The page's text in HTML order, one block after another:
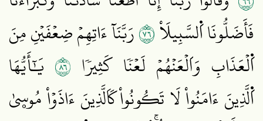
فَأَضَلُّونَا اَ۬لسَّبِيلَاْ٦٧رَبَّنَآ ءَاتِهِمۡ ضِعۡفَيۡنِ مِنَ
اَ۬لۡعَذَابِ وَاَلۡعَنۡهُمۡ لَعۡنٗا كَثِيرٗا ٦٨ يَٰٓأَيُّهَا
اَ۬لَّذِينَ ءَامَنُواْ لَا تَكُونُواْ كَاَلَّذِينَ ءَاذَوۡاْ مُوسۭيٰ